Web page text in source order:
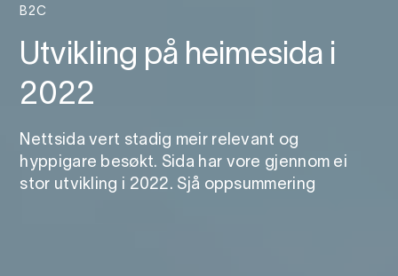
B2C
Utvikling på heimesida i
2022
Nettsida vert stadig meir relevant og
hyppigare besøkt. Sida har vore gjennom ei
stor utvikling i 2022. Sjå oppsummering